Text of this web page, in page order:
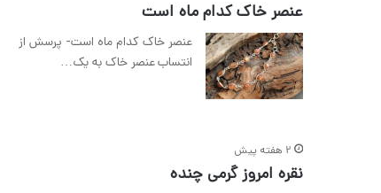
عنصر خاک کدام ماه است
عنصر خاک کدام ماه است- پرسش از
انتساب عنصر خاک به یک…
2 هفته پیش
نقره امروز گرمی چنده